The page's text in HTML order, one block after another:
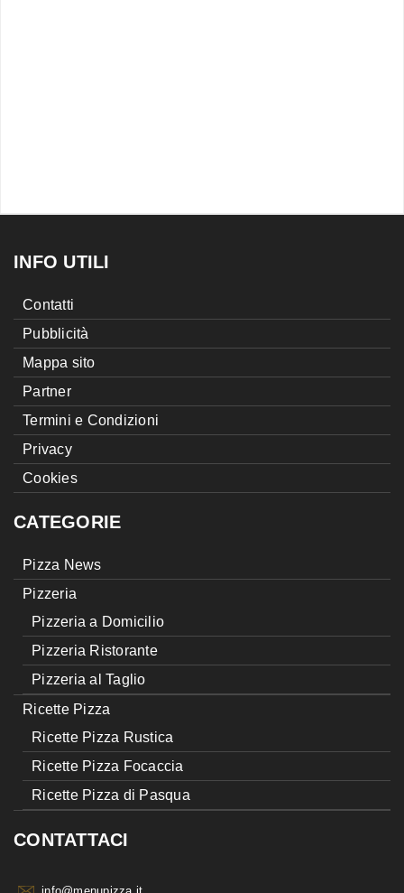
INFO UTILI
Contatti
Pubblicità
Mappa sito
Partner
Termini e Condizioni
Privacy
Cookies
CATEGORIE
Pizza News
Pizzeria
Pizzeria a Domicilio
Pizzeria Ristorante
Pizzeria al Taglio
Ricette Pizza
Ricette Pizza Rustica
Ricette Pizza Focaccia
Ricette Pizza di Pasqua
CONTATTACI